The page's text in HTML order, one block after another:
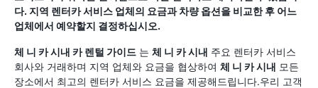
다. 지역 렌터카 서비스 업체의 요금과 차량 옵션을 비교한 후 어느
업체에서 예약할지 결정하십시오.
체 니 카 시내 카 렌털 가이드 는 체 니 카 시내 주요 렌터카 서비스
회사와 거래하며 지역 업체와 요금을 협상하여 체 니 카 시내 모든
장소에서 최고의 렌터카 서비스 요금을 제공해드립니다.우리 고객